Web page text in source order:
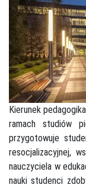
Kierunek
ramach studiów
przygotowuje
resocjalizacyjnej,
nauczyciela w
nauki studenci